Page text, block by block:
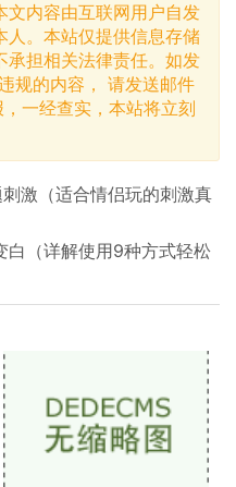
文内容由互联网用户自发
人。本站仅提供信息存储
承担相关法律责任。如发
规的内容， 请发送邮件
，一经查实，本站将立刻
激（适合情侣玩的刺激真
白（详解使用9种方式轻松